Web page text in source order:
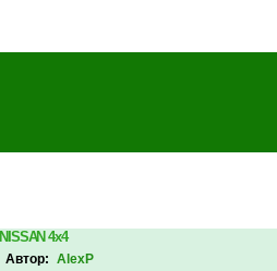
NISSAN 4x4
Автор: AlexP